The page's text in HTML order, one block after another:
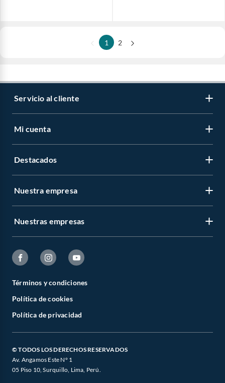
1 2
Servicio al cliente
Mi cuenta
Destacados
Nuestra empresa
Nuestras empresas
Términos y condiciones
Política de cookies
Política de privacidad
© TODOS LOS DERECHOS RESERVADOS
Av. Angamos Este N° 1
05 Piso 10, Surquillo, Lima, Perú.